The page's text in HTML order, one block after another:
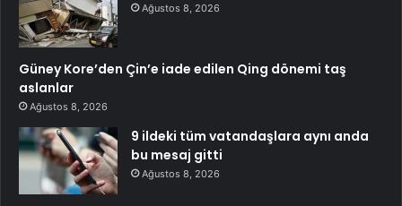
Ağustos 8, 2026
Güney Kore’den Çin’e iade edilen Qing dönemi taş
aslanlar
Ağustos 8, 2026
9 ildeki tüm vatandaşlara aynı anda
bu mesaj gitti
Ağustos 8, 2026